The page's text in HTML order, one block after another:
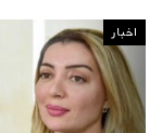
اخبار